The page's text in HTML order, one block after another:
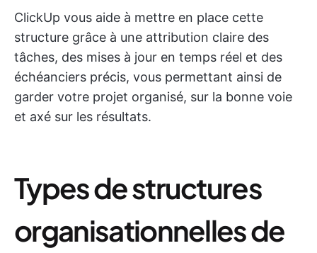
ClickUp vous aide à mettre en place cette
structure grâce à une attribution claire des
tâches, des mises à jour en temps réel et des
échéanciers précis, vous permettant ainsi de
garder votre projet organisé, sur la bonne voie
et axé sur les résultats.
Types de structures
organisationnelles de